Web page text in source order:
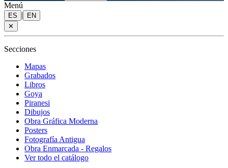
Menú
ES |
EN
✕
Secciones
Mapas
Grabados
Libros
Goya
Piranesi
Dibujos
Obra Gráfica Moderna
Posters
Fotografía Antigua
Obra Enmarcada - Regalos
Ver todo el catálogo